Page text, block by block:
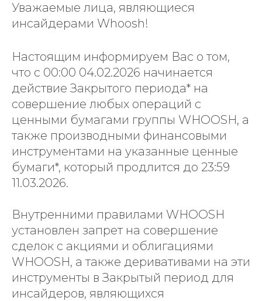
Уважаемые лица, являющиеся
инсайдерами Whoosh!
Настоящим информируем Вас о том,
что с 00:00 04.02.2026 начинается
действие Закрытого периода* на
совершение любых операций с
ценными бумагами группы WHOOSH, а
также производными финансовыми
инструментами на указанные ценные
бумаги*, который продлится до 23:59
11.03.2026.
Внутренними правилами WHOOSH
установлен запрет на совершение
сделок с акциями и облигациями
WHOOSH, а также деривативами на эти
инструменты в Закрытый период для
инсайдеров, являющихся